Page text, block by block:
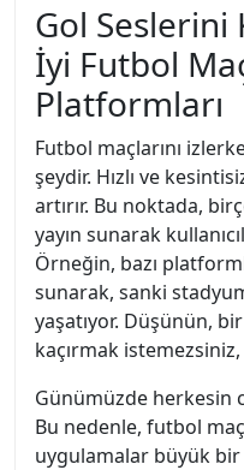
Gol Seslerini
İyi Futbol
Platformları
Futbol maçlarını
şeydir. Hızlı ve
artırır. Bu noktada,
yayın sunarak
Örneğin, bazı
sunarak, sanki
yaşatıyor. Düşünün, bir
kaçırmak
Günümüzde herkesin
Bu nedenle, futbol
uygulamalar büyük bir